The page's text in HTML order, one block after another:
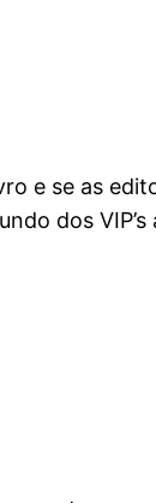
e se as
dos